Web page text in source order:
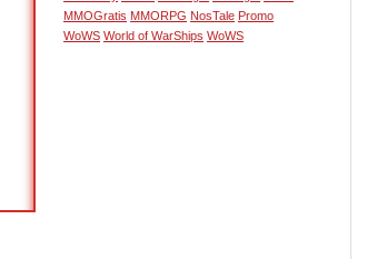
MMOGratis MMORPG NosTale Promo
WoWS World of WarShips WoWS